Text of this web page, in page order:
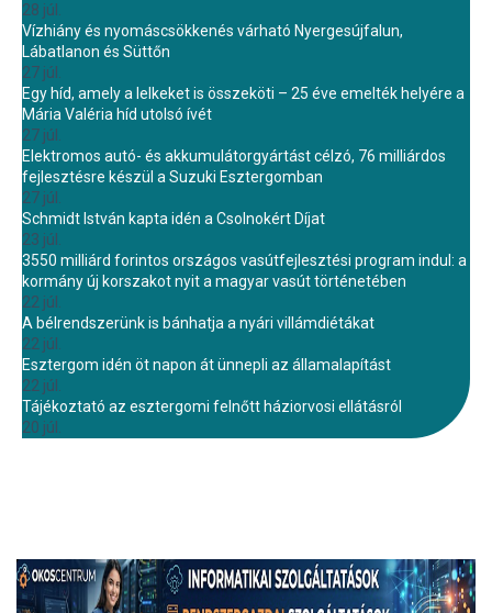
28 júl.
Vízhiány és nyomáscsökkenés várható Nyergesújfalun,
Lábatlanon és Süttőn
27 júl.
Egy híd, amely a lelkeket is összeköti – 25 éve emelték helyére a
Mária Valéria híd utolsó ívét
27 júl.
Elektromos autó- és akkumulátorgyártást célzó, 76 milliárdos
fejlesztésre készül a Suzuki Esztergomban
27 júl.
Schmidt István kapta idén a Csolnokért Díjat
23 júl.
3550 milliárd forintos országos vasútfejlesztési program indul: a
kormány új korszakot nyit a magyar vasút történetében
22 júl.
A bélrendszerünk is bánhatja a nyári villámdiétákat
22 júl.
Esztergom idén öt napon át ünnepli az államalapítást
22 júl.
Tájékoztató az esztergomi felnőtt háziorvosi ellátásról
20 júl.